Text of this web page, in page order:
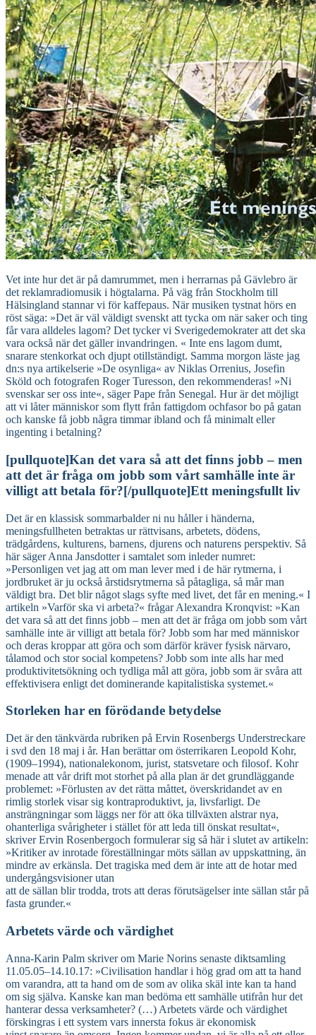
Vet inte hur det är på damrummet, men i herrarnas på Gävlebro är
det reklamradiomusik i högtalarna. På väg från Stockholm till
Hälsingland stannar vi för kaffepaus. När musiken tystnat hörs en
röst säga: »Det är väl väldigt svenskt att tycka om när saker och ting
får vara alldeles lagom? Det tycker vi Sverigedemokrater att det ska
vara också när det gäller invandringen. « Inte ens lagom dumt,
snarare stenkorkat och djupt otillständigt. Samma morgon läste jag
dn:s nya artikelserie »De osynliga« av Niklas Orrenius, Josefin
Sköld och fotografen Roger Turesson, den rekommenderas! »Ni
svenskar ser oss inte«, säger Pape från Senegal. Hur är det möjligt
att vi låter människor som flytt från fattigdom ochfasor bo på gatan
och kanske få jobb några timmar ibland och få minimalt eller
ingenting i betalning?
[pullquote]Kan det vara så att det finns jobb – men
att det är fråga om jobb som vårt samhälle inte är
villigt att betala för?[/pullquote]Ett meningsfullt liv
Det är en klassisk sommarbalder ni nu håller i händerna,
meningsfullheten betraktas ur rättvisans, arbetets, dödens,
trädgårdens, kulturens, barnens, djurens och naturens perspektiv. Så
här säger Anna Jansdotter i samtalet som inleder numret:
»Personligen vet jag att om man lever med i de här rytmerna, i
jordbruket är ju också årstidsrytmerna så påtagliga, så mår man
väldigt bra. Det blir något slags syfte med livet, det får en mening.« I
artikeln »Varför ska vi arbeta?« frågar Alexandra Kronqvist: »Kan
det vara så att det finns jobb – men att det är fråga om jobb som vårt
samhälle inte är villigt att betala för? Jobb som har med människor
och deras kroppar att göra och som därför kräver fysisk närvaro,
tålamod och stor social kompetens? Jobb som inte alls har med
produktivitetsökning och tydliga mål att göra, jobb som är svåra att
effektivisera enligt det dominerande kapitalistiska systemet.«
Storleken har en förödande betydelse
Det är den tänkvärda rubriken på Ervin Rosenbergs Understreckare
i svd den 18 maj i år. Han berättar om österrikaren Leopold Kohr,
(1909–1994), nationalekonom, jurist, statsvetare och filosof. Kohr
menade att vår drift mot storhet på alla plan är det grundläggande
problemet: »Förlusten av det rätta måttet, överskridandet av en
rimlig storlek visar sig kontraproduktivt, ja, livsfarligt. De
ansträngningar som läggs ner för att öka tillväxten alstrar nya,
ohanterliga svårigheter i stället för att leda till önskat resultat«,
skriver Ervin Rosenbergoch formulerar sig så här i slutet av artikeln:
»Kritiker av inrotade föreställningar möts sällan av uppskattning, än
mindre av erkänsla. Det tragiska med dem är inte att de hotar med
undergångsvisioner utan
att de sällan blir trodda, trots att deras förutsägelser inte sällan står på
fasta grunder.«
Arbetets värde och värdighet
Anna-Karin Palm skriver om Marie Norins senaste diktsamling
11.05.05–14.10.17: »Civilisation handlar i hög grad om att ta hand
om varandra, att ta hand om de som av olika skäl inte kan ta hand
om sig själva. Kanske kan man bedöma ett samhälle utifrån hur det
hanterar dessa verksamheter? (…) Arbetets värde och värdighet
förskingras i ett system vars innersta fokus är ekonomisk